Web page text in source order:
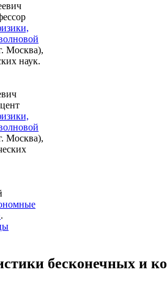
Москва),
наук.
Москва),
.
бесконечных и